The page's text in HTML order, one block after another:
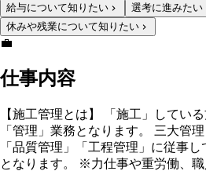
給与について知りたい
選考に進みたい
休みや残業について知りたい
💼
仕事内容
【施工管理とは】 「施工」してい
「管理」業務となります。 三大管
「品質管理」「工程管理」に従事
となります。 ※力仕事や重労働、